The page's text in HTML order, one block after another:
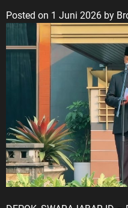
Posted on 1 Juni 2026 by